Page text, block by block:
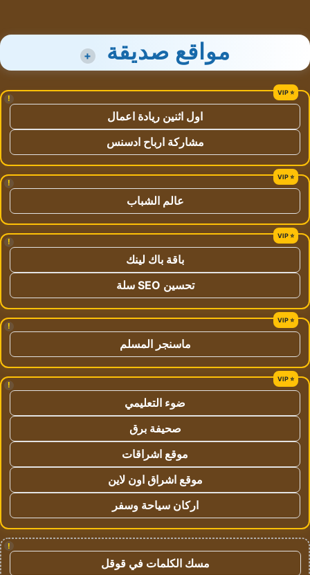
مواقع صديقة +
!
اول اثنين ريادة اعمال
مشاركة ارباح ادسنس
!
عالم الشباب
!
باقة باك لينك
تحسين SEO سلة
!
ماسنجر المسلم
!
ضوء التعليمي
صحيفة برق
موقع اشراقات
موقع اشراق اون لاين
اركان سياحة وسفر
!
مسك الكلمات في قوقل